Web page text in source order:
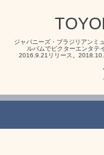
ジャパニーズ・ブラジリアンミ
ルバムでビクターエンタテ
2016.9.21リリース。